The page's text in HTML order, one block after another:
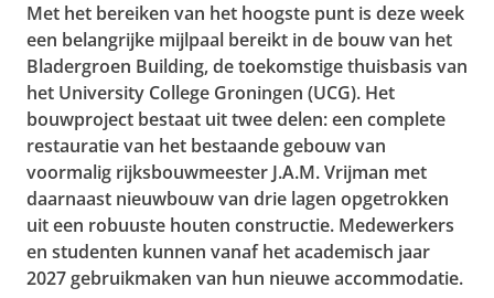
Met het bereiken van het hoogste punt is deze week
een belangrijke mijlpaal bereikt in de bouw van het
Bladergroen Building, de toekomstige thuisbasis van
het University College Groningen (UCG). Het
bouwproject bestaat uit twee delen: een complete
restauratie van het bestaande gebouw van
voormalig rijksbouwmeester J.A.M. Vrijman met
daarnaast nieuwbouw van drie lagen opgetrokken
uit een robuuste houten constructie. Medewerkers
en studenten kunnen vanaf het academisch jaar
2027 gebruikmaken van hun nieuwe accommodatie.